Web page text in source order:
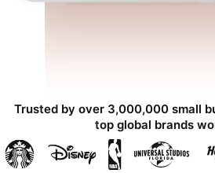
Trusted by over 3,000,000 small
top global brands